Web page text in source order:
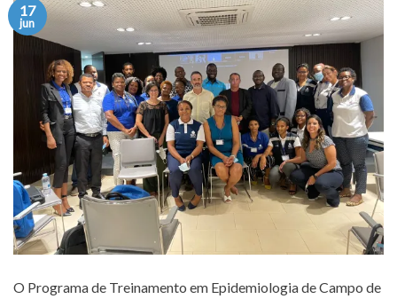
17
jun
O Programa de Treinamento em Epidemiologia de Campo de